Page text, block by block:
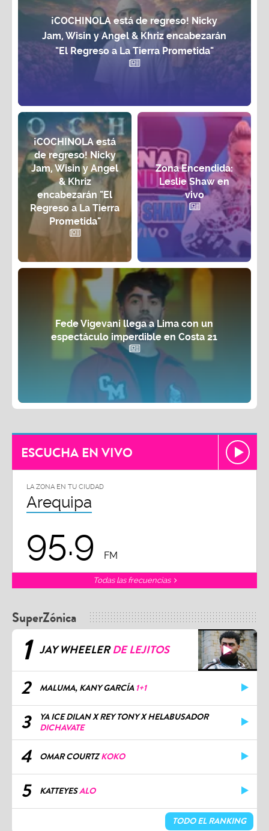
¡COCHINOLA está de regreso! Nicky
Jam, Wisin y Angel & Khriz encabezarán
"El Regreso a La Tierra Prometida"
¡COCHINOLA está
de regreso! Nicky
Jam, Wisin y Angel
& Khriz
encabezarán "El
Regreso a La Tierra
Prometida"
Zona Encendida:
Leslie Shaw en
vivo
Fede Vigevani llega a Lima con un
espectáculo imperdible en Costa 21
ESCUCHA EN VIVO
LA ZONA EN TU CIUDAD
Arequipa
95.9 FM
Todas las frecuencias
SuperZónica
1 JAY WHEELERDE LEJITOS
2 MALUMA, KANY GARCÍA 1+1
3
YA ICE DILAN X REY TONY X HELABUSADOR
DICHAVATE
4 OMAR COURTZKOKO
5 KATTEYESALO
TODO EL RANKING